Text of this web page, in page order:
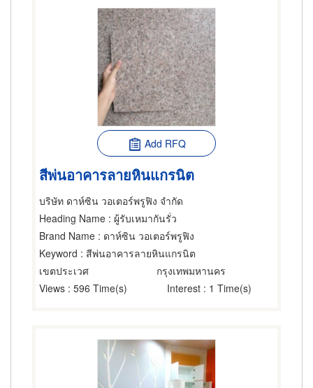
Add RFQ
สีพ่นอาคารลายหินแกรนิต
บริษัท ดาห์ซิน วอเตอร์พรูฟิง จำกัด
Heading Name : ผู้รับเหมากันรั่ว
Brand Name : ดาห์ซิน วอเตอร์พรูฟิง
Keyword : สีพ่นอาคารลายหินแกรนิต
เขตประเวศ
กรุงเทพมหานคร
Views : 596 Time(s) Interest : 1 Time(s)